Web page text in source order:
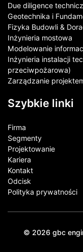
Due diligence
Geotechnika i
Fizyka Budowli &
Inżynieria mostowa
Modelowanie
Inżynieria instalacji
przeciwpożarowa)
Zarządzanie
Szybkie linki
Firma
Segmenty
Projektowanie
Kariera
Kontakt​
Odcisk
Polityka prywatności
© 2026 gbc